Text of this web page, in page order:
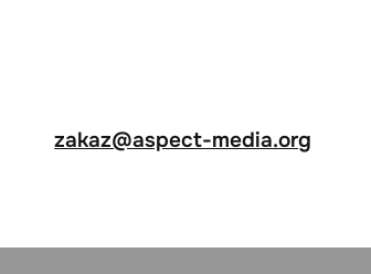
zakaz@aspect-media.org